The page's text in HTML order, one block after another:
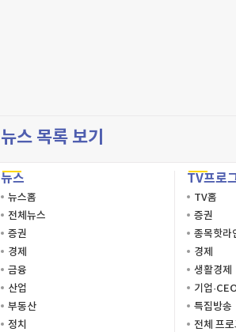
뉴스 목록 보기
뉴스
뉴스홈
전체뉴스
증권
경제
금융
산업
부동산
정치
TV프로
TV홈
증권
종목핫라
경제
생활경제
기업
특집방송
전체 프